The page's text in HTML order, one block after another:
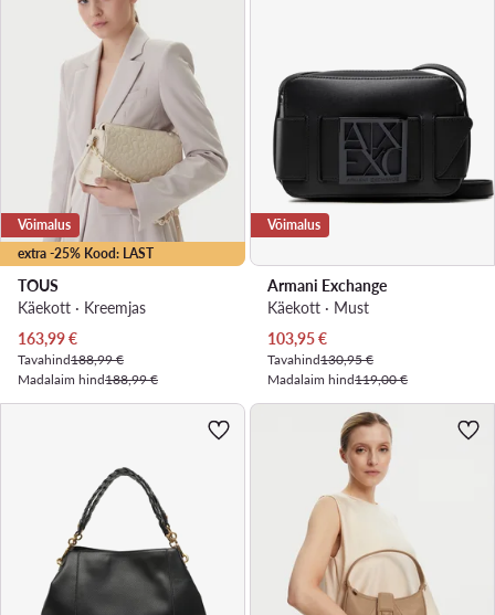
extra -25% Kood: LAST
Võimalus
TOUS
Käekott · Kreemjas
Praegune hind
163,99€
Tavahind188,99 €
Madalaim hind188,99 €
Võimalus
Armani Exchange
Käekott · Must
Praegune hind
103,95€
Tavahind130,95 €
Madalaim hind119,00 €